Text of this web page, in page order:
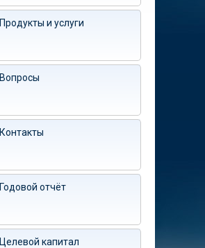
Продукты и услуги
Вопросы
Контакты
Годовой отчёт
Целевой капитал